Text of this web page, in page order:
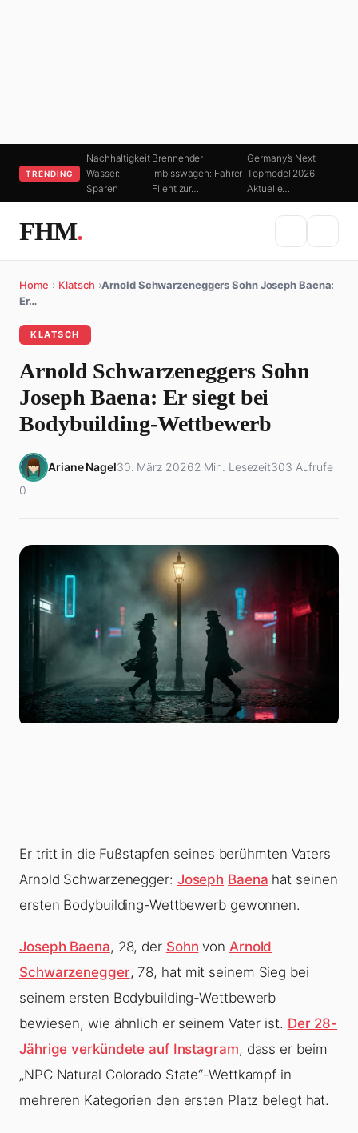
TRENDING
Nachhaltigkeit
Wasser:
Sparen
Brennender
Imbisswagen: Fahrer
Flieht zur…
Germany’s Next
Topmodel 2026:
Aktuelle…
FHM.
Home › Klatsch ›Arnold Schwarzeneggers Sohn Joseph Baena:
Er…
KLATSCH
Arnold Schwarzeneggers Sohn
Joseph Baena: Er siegt bei
Bodybuilding-Wettbewerb
Ariane Nagel30. März 20262 Min. Lesezeit303 Aufrufe
0
Er tritt in die Fußstapfen seines berühmten Vaters
Arnold Schwarzenegger: Joseph Baena hat seinen
ersten Bodybuilding-Wettbewerb gewonnen.
Joseph Baena, 28, der Sohn von Arnold
Schwarzenegger, 78, hat mit seinem Sieg bei
seinem ersten Bodybuilding-Wettbewerb
bewiesen, wie ähnlich er seinem Vater ist. Der 28-
Jährige verkündete auf Instagram, dass er beim
„NPC Natural Colorado State“-Wettkampf in
mehreren Kategorien den ersten Platz belegt hat.